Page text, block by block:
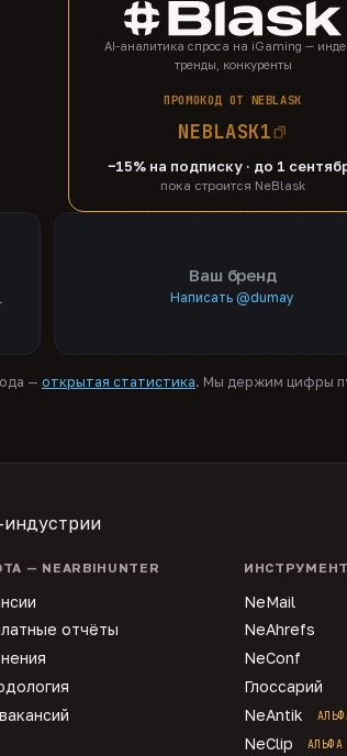
AI-аналитика спроса на iGaming —
тренды, конкуренты
ПРОМОКОД ОТ NEBLASK
NEBLASK1
−15% на подписку · до 1
пока строится NeBlask
Ваш бренд
Написать @dumay
— открытая статистика. Мы держим цифры
— NEARBIHUNTER
отчёты
NeMail
NeAhrefs
NeConf
Глоссарий
NeAntik
NeClip АЛЬФА